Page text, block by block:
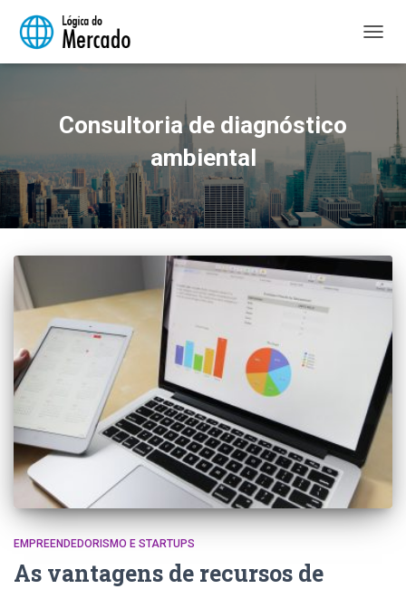
Consultoria de diagnóstico
ambiental
EMPREENDEDORISMO E STARTUPS
As vantagens de recursos de